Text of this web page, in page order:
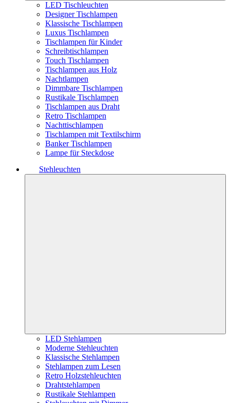
LED Tischleuchten
Designer Tischlampen
Klassische Tischlampen
Luxus Tischlampen
Tischlampen für Kinder
Schreibtischlampen
Touch Tischlampen
Tischlampen aus Holz
Nachtlampen
Dimmbare Tischlampen
Rustikale Tischlampen
Tischlampen aus Draht
Retro Tischlampen
Nachttischlampen
Tischlampen mit Textilschirm
Banker Tischlampen
Lampe für Steckdose
Stehleuchten
LED Stehlampen
Moderne Stehleuchten
Klassische Stehlampen
Stehlampen zum Lesen
Retro Holzstehleuchten
Drahtstehlampen
Rustikale Stehlampen